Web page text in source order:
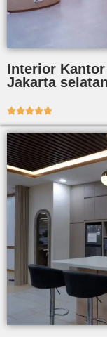
Interior
Jakarta selatan
